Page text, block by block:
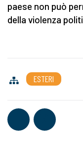
paese non può
della violenza
ESTERI